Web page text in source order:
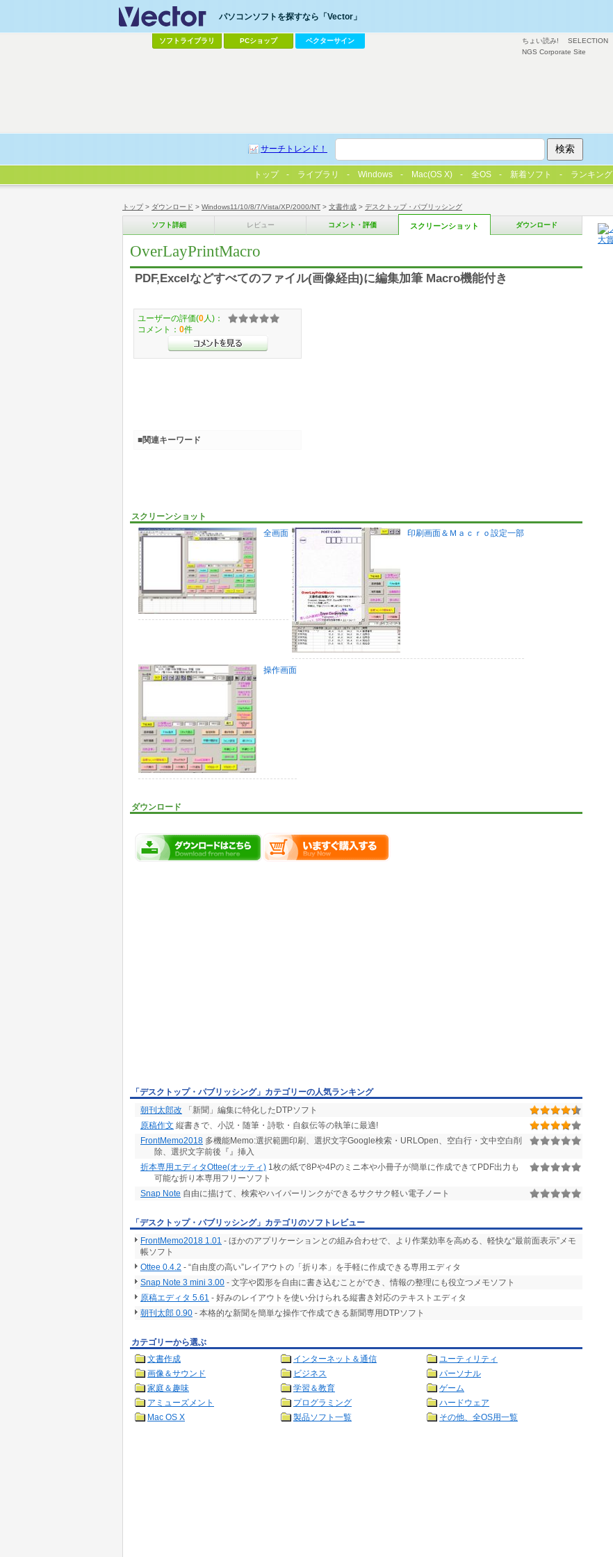
トップ> ダウンロード > Windows11/10/8/7/Vista/XP/2000/NT > 文書作成 > デスクトップ・パブリッシング
ソフト詳細 レビュー コメント・評価 スクリーンショット ダウンロード
OverLayPrintMacro
PDF,Excelなどすべてのファイル(画像経由)に編集加筆 Macro機能付き
スクリーンショット
全画面
印刷画面＆Ｍａｃｒｏ設定一部
操作画面
ダウンロード
ユーザーの評価(0 人)：
コメント： 0件
■関連キーワード
「デスクトップ・パブリッシング」カテゴリーの人気ランキング
朝刊太郎改 「新聞」編集に特化したDTPソフト
原稿作文 縦書きで、小説・随筆・詩歌・自叙伝等の執筆に最適!
FrontMemo2018 多機能Memo:選択範囲印刷、選択文字Google検索・URLOpen、空白行・文中空白削
除、選択文字前後『』挿入
折本専用エディタOttee(オッティ) 1枚の紙で8Pや4Pのミニ本や小冊子が簡単に作成できてPDF出力も
可能な折り本専用フリーソフト
Snap Note 自由に描けて、検索やハイパーリンクができるサクサク軽い電子ノート
「デスクトップ・パブリッシング」カテゴリのソフトレビュー
FrontMemo2018 1.01 - ほかのアプリケーションとの組み合わせで、より作業効率を高める、軽快な“最前面表示”メモ
帳ソフト
Ottee 0.4.2 - “自由度の高い”レイアウトの「折り本」を手軽に作成できる専用エディタ
Snap Note 3 mini 3.00 - 文字や図形を自由に書き込むことができ、情報の整理にも役立つメモソフト
原稿エディタ 5.61 - 好みのレイアウトを使い分けられる縦書き対応のテキストエディタ
朝刊太郎 0.90 - 本格的な新聞を簡単な操作で作成できる新聞専用DTPソフト
カテゴリーから選ぶ
文書作成
インターネット＆通信
ユーティリティ
画像＆サウンド
ビジネス
パーソナル
家庭＆趣味
学習＆教育
ゲーム
アミューズメント
プログラミング
ハードウェア
Mac OS X
製品ソフト一覧 その他、全OS用一覧
ちょい読み! SELECTION
NGS Corporate Site
パソコンソフトを探すなら「Vector」
ソフトライブラリ PCショップ ベクターサイン
サーチトレンド！
トップ ライブラリ Windows Mac(OS X) 全OS 新着ソフト ランキング